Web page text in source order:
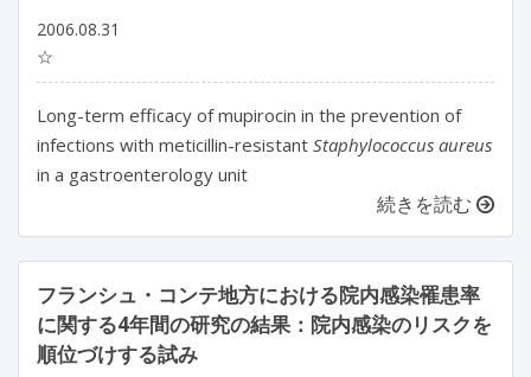
2006.08.31
☆
Long-term efficacy of mupirocin in the prevention of
infections with meticillin-resistant Staphylococcus aureus
in a gastroenterology unit
続きを読む
フランシュ・コンテ地方における院内感染罹患率
に関する4年間の研究の結果：院内感染のリスクを
順位づけする試み